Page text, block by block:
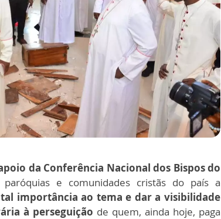
da Conferência Nacional dos Bispos do
e comunidades cristãs do país a
importância ao tema e dar a visibilidade
à perseguição de quem, ainda hoje, paga